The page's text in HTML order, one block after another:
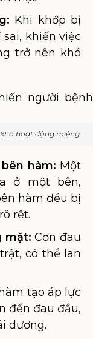
Khi khớp bị
khiến việc
trở nên khó
hoạt động miệng
hàm: Một
ở một bên,
hàm đều bị
rệt.
mặt: Cơn đau
có thể lan
tạo áp lực
đến đau đầu,
dương.